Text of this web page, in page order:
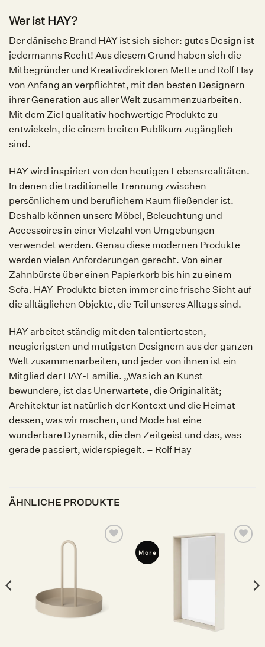
Wer ist HAY?
Der dänische Brand HAY ist sich sicher: gutes Design ist
jedermanns Recht! Aus diesem Grund haben sich die
Mitbegründer und Kreativdirektoren Mette und Rolf Hay
von Anfang an verpflichtet, mit den besten Designern
ihrer Generation aus aller Welt zusammenzuarbeiten.
Mit dem Ziel qualitativ hochwertige Produkte zu
entwickeln, die einem breiten Publikum zugänglich
sind.
HAY wird inspiriert von den heutigen Lebensrealitäten.
In denen die traditionelle Trennung zwischen
persönlichem und beruflichem Raum fließender ist.
Deshalb können unsere Möbel, Beleuchtung und
Accessoires in einer Vielzahl von Umgebungen
verwendet werden. Genau diese modernen Produkte
werden vielen Anforderungen gerecht. Von einer
Zahnbürste über einen Papierkorb bis hin zu einem
Sofa. HAY-Produkte bieten immer eine frische Sicht auf
die alltäglichen Objekte, die Teil unseres Alltags sind.
HAY arbeitet ständig mit den talentiertesten,
neugierigsten und mutigsten Designern aus der ganzen
Welt zusammenarbeiten, und jeder von ihnen ist ein
Mitglied der HAY-Familie. „Was ich an Kunst
bewundere, ist das Unerwartete, die Originalität;
Architektur ist natürlich der Kontext und die Heimat
dessen, was wir machen, und Mode hat eine
wunderbare Dynamik, die den Zeitgeist und das, was
gerade passiert, widerspiegelt. – Rolf Hay
ÄHNLICHE PRODUKTE
More